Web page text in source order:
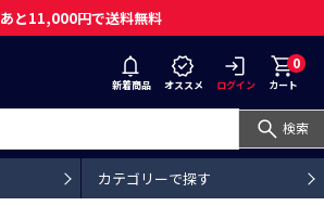
あと11,000円で送料無料
新着商品 オススメ ログイン
0
カート
検索
カテゴリーで探す